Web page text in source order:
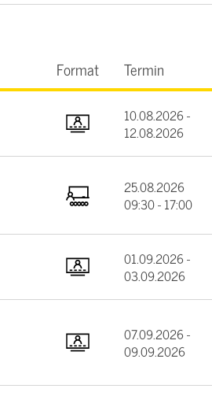
Format Termin
10.08.2026 -
12.08.2026
25.08.2026
09:30 - 17:00
01.09.2026 -
03.09.2026
07.09.2026 -
09.09.2026